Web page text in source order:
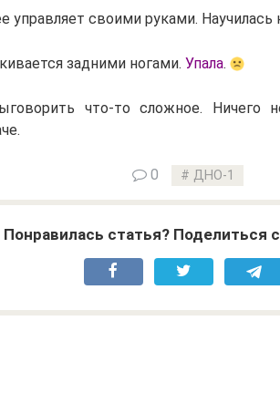
управляет своими руками.
задними ногами. Упала.
что-то сложное. Ничего
0 ДНО-1
Понравилась статья? Поделиться